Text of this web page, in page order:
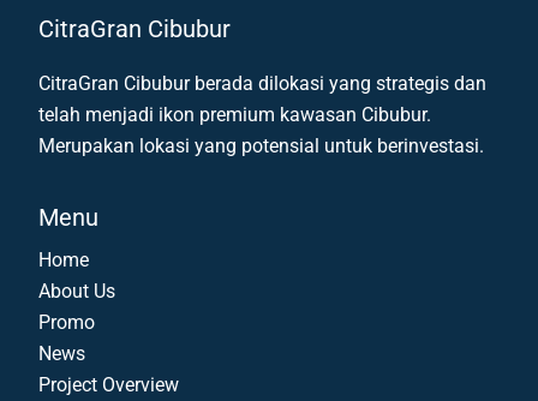
CitraGran Cibubur
CitraGran Cibubur berada dilokasi yang strategis dan
telah menjadi ikon premium kawasan Cibubur.
Merupakan lokasi yang potensial untuk berinvestasi.
Menu
Home
About Us
Promo
News
Project Overview